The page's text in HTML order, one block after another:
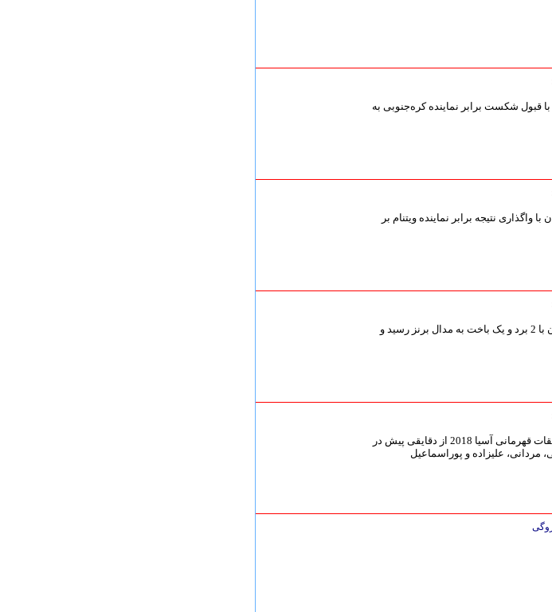
قبول شکست برابر نماینده کره‌جنوبی به
62- کیلوگرم کشورمان با واگذاری نتیجه برابر نماینده ویتنام بر
زهرا پوراسماعیل هوگوپوش سنگین وزن کشورمان با 2 برد و یک باخت به مدال برنز رسید و
سومین و آخرین روز از بیست و سومین دوره مسابقات قهرمانی آسیا 2018 از دقایقی پیش در
مردانی، علیزاده و پوراسماعیل